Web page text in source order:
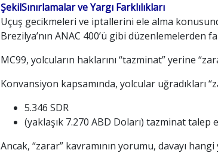
ŞekilSınırlamalar ve Yargı Farklılıkları
Uçuş gecikmeleri ve iptallerini ele alma
Brezilya’nın ANAC 400’ü gibi düzenlemelerden
MC99, yolcuların haklarını “tazminat” yerine
Konvansiyon kapsamında, yolcular uğradıkları
5.346 SDR
(yaklaşık 7.270 ABD Doları) tazminat talep
Ancak, “zarar” kavramının yorumu, davayı